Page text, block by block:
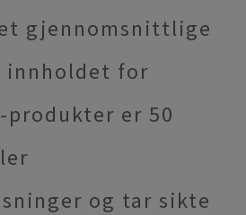
gjennomsnittlige
innholdet for
produkter er 50
og tar sikte